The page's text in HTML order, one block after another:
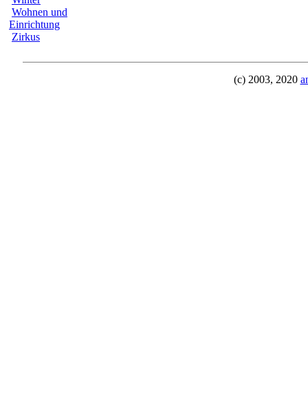
Wohnen und
Einrichtung
Zirkus
(c) 2003, 2020